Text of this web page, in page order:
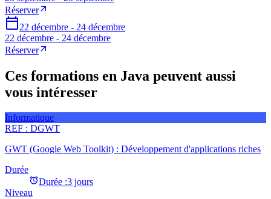
Réserver
22 décembre - 24 décembre
22 décembre - 24 décembre
Réserver
Ces formations en Java peuvent aussi
vous intéresser
Informatique
REF : DGWT
GWT (Google Web Toolkit) : Développement d'applications riches
Durée
Durée :3 jours
Niveau